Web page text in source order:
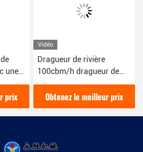
une
m3/h
prix
Vidéo
Dragueur de rivière
100cbm/h dragueur de
sable couleur rouge 16kw
bateau dragueur de boue
Obtenez le meilleur prix